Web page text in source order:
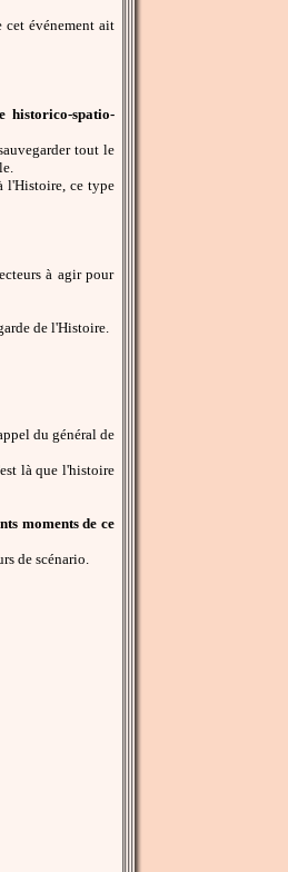
événement ait
historico-spatio-
tout le
l'Histoire, ce type
à agir pour
de l'Histoire.
du général de
là que l'histoire
moments de ce
de scénario.